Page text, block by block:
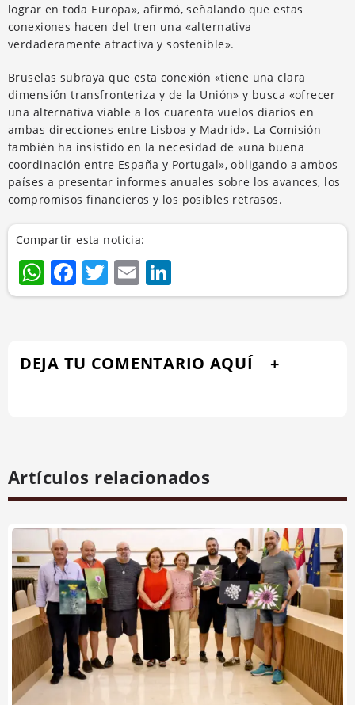
lograr en toda Europa», afirmó, señalando que estas
conexiones hacen del tren una «alternativa
verdaderamente atractiva y sostenible».
Bruselas subraya que esta conexión «tiene una clara
dimensión transfronteriza y de la Unión» y busca «ofrecer
una alternativa viable a los cuarenta vuelos diarios en
ambas direcciones entre Lisboa y Madrid». La Comisión
también ha insistido en la necesidad de «una buena
coordinación entre España y Portugal», obligando a ambos
países a presentar informes anuales sobre los avances, los
compromisos financieros y los posibles retrasos.
Compartir esta noticia:
WhatsApp
Facebook
Twitter
Email
DEJA TU COMENTARIO AQUÍ
Artículos relacionados